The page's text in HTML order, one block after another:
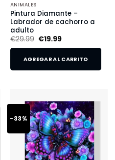
ANIMALES
Pintura Diamante –
Labrador de cachorro a
adulto
€29.99 €19.99
AGREGAR AL CARRITO
-33%